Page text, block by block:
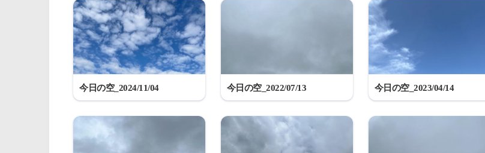
今日の空_2024/11/04 今日の空_2022/07/13 今日の空_2023/04/14